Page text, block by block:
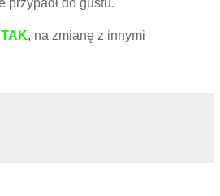
przypadł do gustu.
TAK, na zmianę z innymi